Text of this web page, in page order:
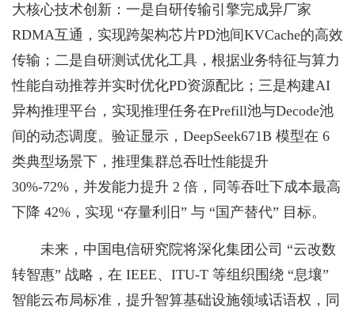
大核心技术创新：一是自研传输引擎完成异厂家
RDMA互通，实现跨架构芯片PD池间KVCache的高效
传输；二是自研测试优化工具，根据业务特征与算力
性能自动推荐并实时优化PD资源配比；三是构建AI
异构推理平台，实现推理任务在Prefill池与Decode池
间的动态调度。验证显示，DeepSeek671B 模型在 6
类典型场景下，推理集群总吞吐性能提升
30%-72%，并发能力提升 2 倍，同等吞吐下成本最高
下降 42%，实现 “存量利旧” 与 “国产替代” 目标。
未来，中国电信研究院将深化集团公司 “云改数
转智惠” 战略，在 IEEE、ITU-T 等组织围绕 “息壤”
智能云布局标准，提升智算基础设施领域话语权，同